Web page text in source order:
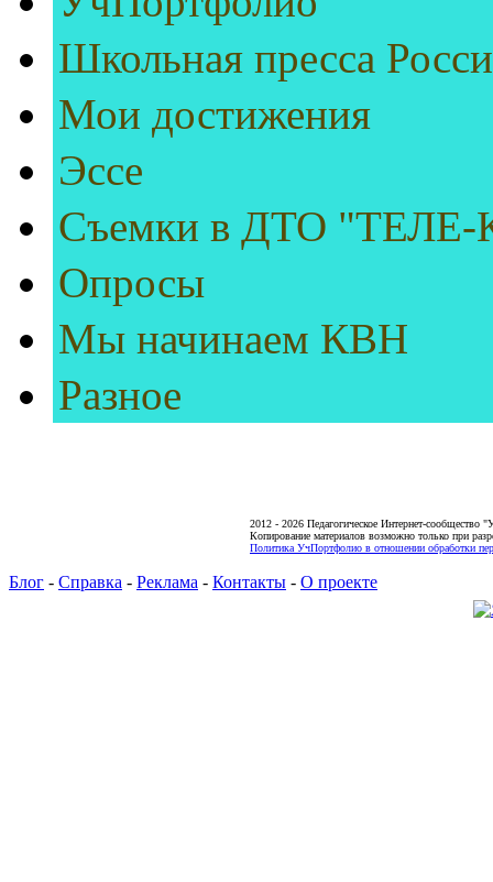
Школьная пресса
Мои достижения
Эссе
Съемки в ДТО
Опросы
Мы начинаем КВН
Разное
2012 - 2026 Педагогическое Интернет-сообщество
Копирование материалов возможно только при
Политика УчПортфолио в отношении обработки
Блог - Справка - Реклама - Контакты - О проекте